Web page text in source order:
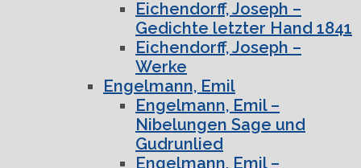
Eichendorff, Joseph –
Gedichte letzter Hand 1841
Eichendorff, Joseph –
Werke
Engelmann, Emil
Engelmann, Emil –
Nibelungen Sage und
Gudrunlied
Engelmann, Emil –